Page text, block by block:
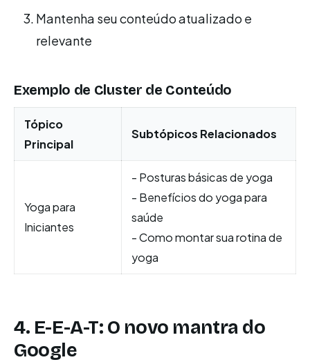
Mantenha seu conteúdo atualizado e
relevante
Exemplo de Cluster de Conteúdo
Tópico
Principal
Subtópicos Relacionados
Yoga para
Iniciantes
- Posturas básicas de yoga
- Benefícios do yoga para
saúde
- Como montar sua rotina de
yoga
4. E-E-A-T: O novo mantra do
Google